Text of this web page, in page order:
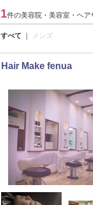
1件の美容院・美容室・ヘ
すべて メンズ
Hair Make fenua